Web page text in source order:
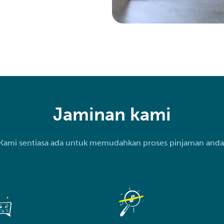
Jaminan kami
sentiasa ada untuk memudahkan proses pinjaman